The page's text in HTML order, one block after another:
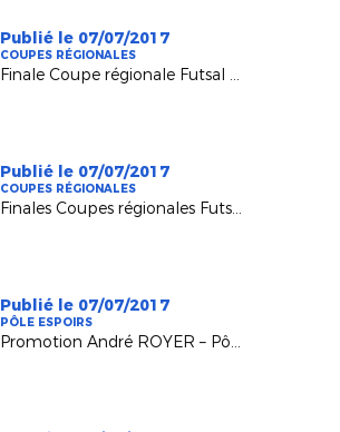
Publié le 07/07/2017
COUPES RÉGIONALES
Finale Coupe régionale Futsal U13 2016/2017
Publié le 07/07/2017
COUPES RÉGIONALES
Finales Coupes régionales Futsal U15F et U18F 2016/2017
Publié le 07/07/2017
PÔLE ESPOIRS
Promotion André ROYER – Pôle Espoirs REIMS